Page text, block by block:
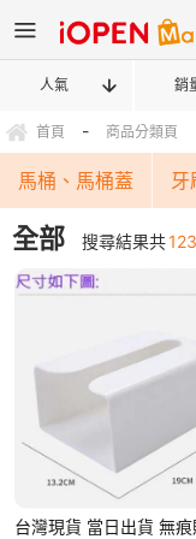
首頁 - 商品分類頁
馬桶、馬桶蓋 牙
全部 搜尋結果共
人氣 銷
台灣現貨 當日出貨 無痕